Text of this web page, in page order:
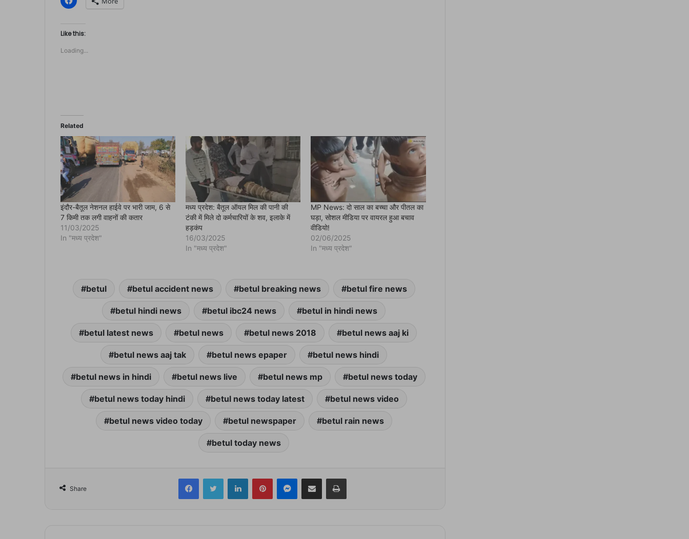
l
k
t
h
o
k
(
O
p
e
s
i
n
n
e
w
w
i
n
d
Like this:
Loading...
Related
इंदौर-बैतूल नेशनल हाईवे पर भारी जाम, 6 से
7 किमी तक लगी वाहनों की कतार
11/03/2025
In "मध्य प्रदेश"
मध्य प्रदेश: बैतूल ऑयल मिल की पानी की
टंकी में मिले दो कर्मचारियों के शव, इलाके में
हड़कंप
16/03/2025
In "मध्य प्रदेश"
MP News: दो साल का बच्चा और पीतल का
घड़ा, सोशल मीडिया पर वायरल हुआ बचाव
वीडियो!
02/06/2025
In "मध्य प्रदेश"
betul betul accident news betul breaking news betul fire news
betul hindi news betul ibc24 news betul in hindi news
betul latest news betul news betul news 2018 betul news aaj ki
betul news aaj tak betul news epaper betul news hindi
betul news in hindi betul news live betul news mp betul news today
betul news today hindi betul news today latest betul news video
betul news video today betul newspaper betul rain news
betul today news
Share
FacebookTwitter LinkedInPinterestMessenger
Share via Email Print